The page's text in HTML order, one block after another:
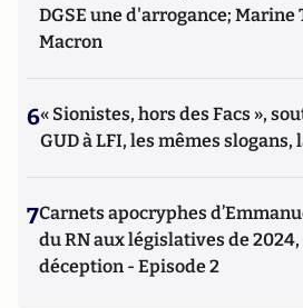
DGSE une d'arrogance;
Macron
6« Sionistes, hors des Facs »,
GUD à LFI, les mêmes slogans,
7Carnets apocryphes
du RN aux législatives de
déception - Episode 2